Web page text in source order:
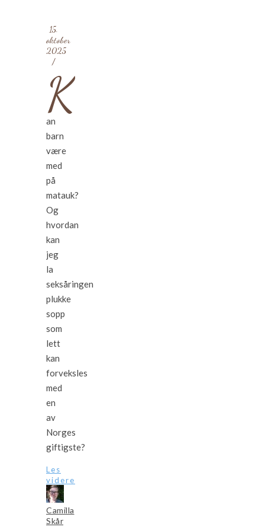
15.
oktober
2025
/
K
an
barn
være
med
på
matauk?
Og
hvordan
kan
jeg
la
seksåringen
plukke
sopp
som
lett
kan
forveksles
med
en
av
Norges
giftigste?
Les
videre
Camilla
Skår